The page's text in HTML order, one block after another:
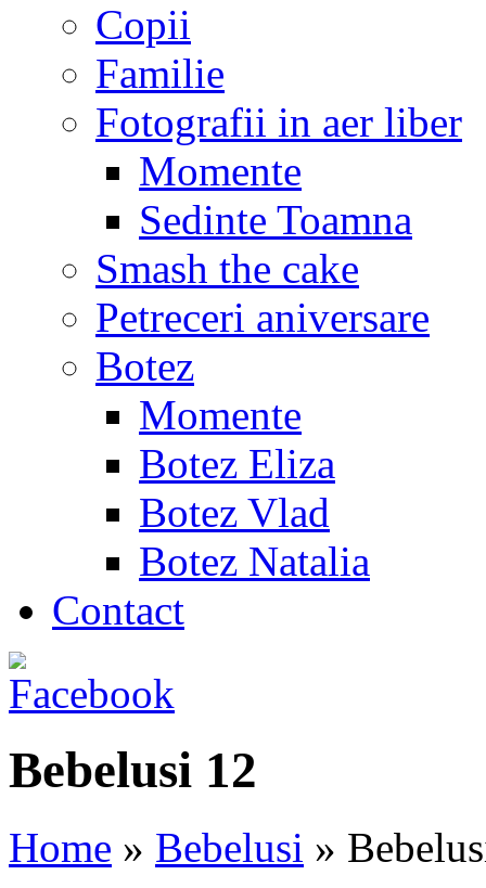
Copii
Familie
Fotografii in aer liber
Momente
Sedinte Toamna
Smash the cake
Petreceri aniversare
Botez
Momente
Botez Eliza
Botez Vlad
Botez Natalia
Contact
Bebelusi 12
Home » Bebelusi »